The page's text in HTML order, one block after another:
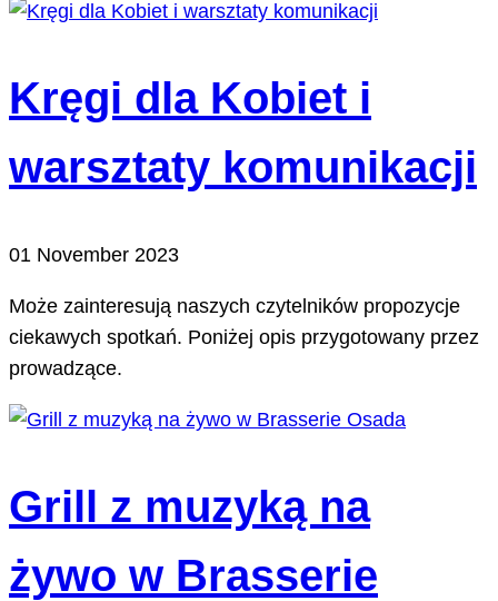
Kręgi dla Kobiet i
warsztaty komunikacji
01 November 2023
Może zainteresują naszych czytelników propozycje
ciekawych spotkań. Poniżej opis przygotowany przez
prowadzące.
Grill z muzyką na
żywo w Brasserie